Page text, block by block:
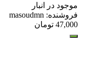
موجود در انبار
فروشنده: masoudmn
47,000 تومان